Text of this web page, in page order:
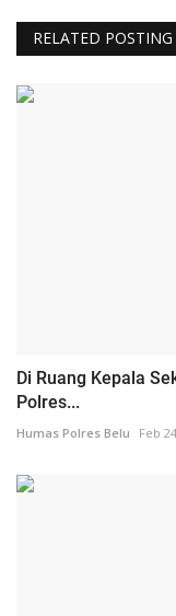
RELATED POSTING
Di Ruang Kepala
Polres...
Humas Polres Belu Feb